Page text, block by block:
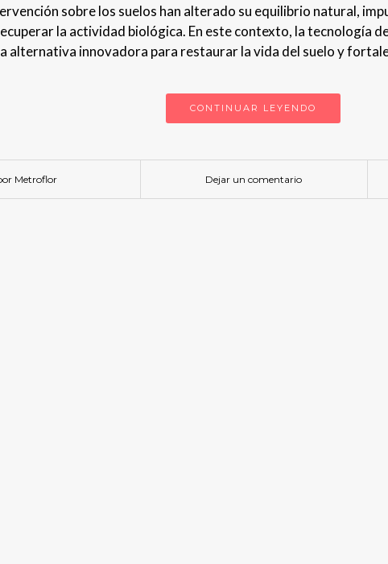
sobre los suelos han alterado su equilibrio natural,
la actividad biológica. En este contexto, la tecnología
alternativa innovadora para restaurar la vida del suelo y
CONTINUAR LEYENDO
Metroflor Dejar un comentario